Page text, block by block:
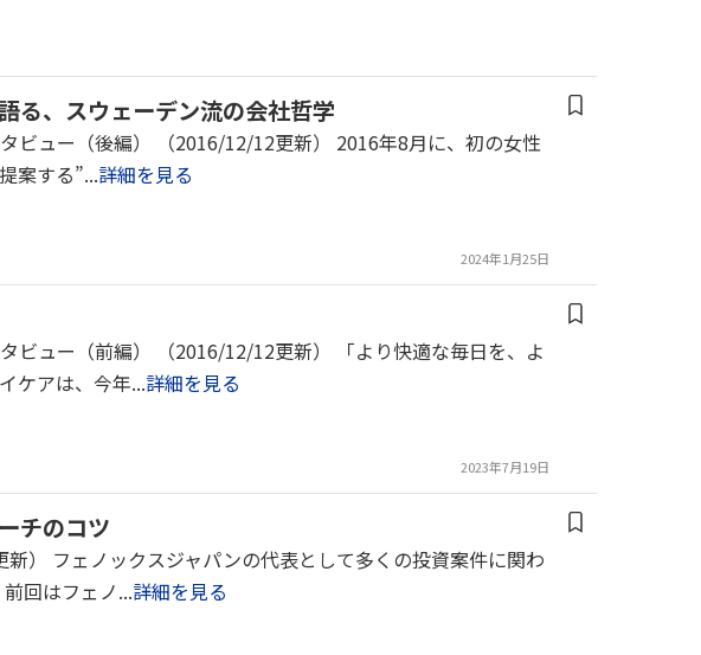
る、スウェーデン流の会社哲学
ビュー（後編） （2016/12/12更新） 2016年8月に、初の女性
案する”...詳細を見る
2024年1月25日
ビュー（前編） （2016/12/12更新） 「より快適な毎日を、よ
ケアは、今年...詳細を見る
2023年7月19日
チのコツ
） フェノックスジャパンの代表として多くの投資案件に関わ
回はフェノ...詳細を見る